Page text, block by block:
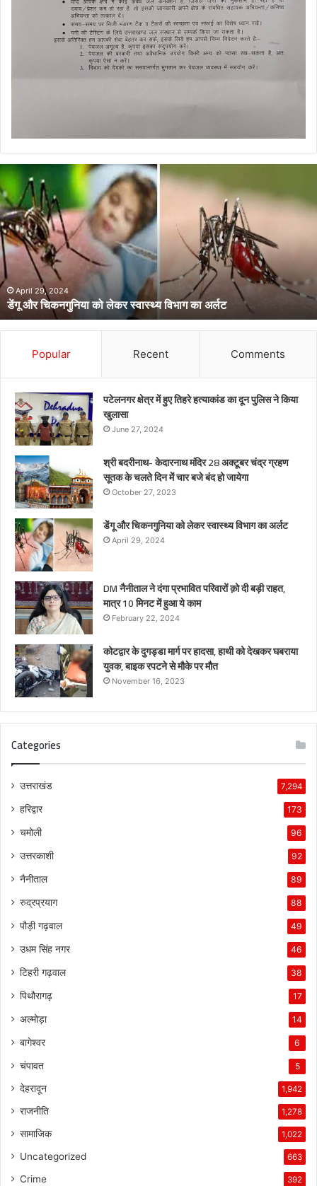
डेंगू
और
चिकनगुनिया
को
लेकर
स्वास्थ्य
विभाग
का
अर्लटApril 29, 2024
डेंगू और चिकनगुनिया को लेकर स्वास्थ्य विभाग का अर्लट
Popular Recent Comments
पटेलनगर क्षेत्र में हुए तिहरे हत्याकांड का दून पुलिस ने किया
खुलासा
June 27, 2024
श्री बदरीनाथ- केदारनाथ मंदिर 28 अक्टूबर चंद्र ग्रहण
सूतक के चलते दिन में चार बजे बंद हो जायेगा
October 27, 2023
डेंगू और चिकनगुनिया को लेकर स्वास्थ्य विभाग का अर्लट
April 29, 2024
DM नैनीताल ने दंगा प्रभावित परिवारों क़ो दी बड़ी राहत,
मात्र 10 मिनट में हुआ ये काम
February 22, 2024
कोटद्वार के दुगड्डा मार्ग पर हादसा, हाथी को देखकर घबराया
युवक, बाइक रपटने से मौके पर मौत
November 16, 2023
Categories
उत्तराखंड 7,294
हरिद्वार 173
चमोली 96
उत्तरकाशी 92
नैनीताल 89
रुद्रप्रयाग 88
पौड़ी गढ़वाल 49
उधम सिंह नगर 46
टिहरी गढ़वाल 38
पिथौरागढ़ 17
अल्मोड़ा 14
बागेश्वर 6
चंपावत 5
देहरादून 1,942
राजनीति 1,278
सामाजिक 1,022
Uncategorized 663
Crime 392